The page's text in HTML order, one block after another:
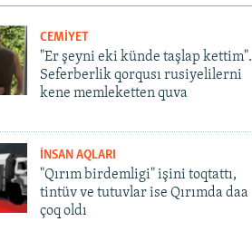
CEMİYET
"Er şeyni eki künde taşlap kettim".
Seferberlik qorqusı rusiyelilerni
kene memleketten quva
İNSAN AQLARI
"Qırım birdemligi" işini toqtattı,
tintüv ve tutuvlar ise Qırımda daa
çoq oldı